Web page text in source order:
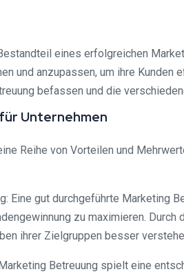
eines erfolgreichen
und anzupassen, um ihre
befassen und die
Unternehmen
Reihe von Vorteilen und
Eine gut durchgeführte
zu maximieren.
ihrer Zielgruppen besser
Betreuung spielt eine